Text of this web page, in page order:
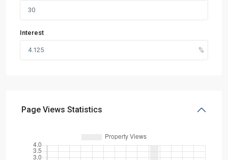
Interest
Page Views Statistics